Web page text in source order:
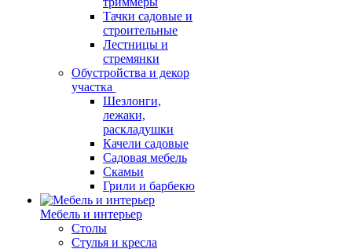
Тачки садовые и
строительные
Лестницы и
стремянки
Обустройства и декор
участка
Шезлонги,
лежаки,
раскладушки
Качели садовые
Садовая мебель
Скамьи
Грили и барбекю
Мебель и интерьер
Столы
Стулья и кресла